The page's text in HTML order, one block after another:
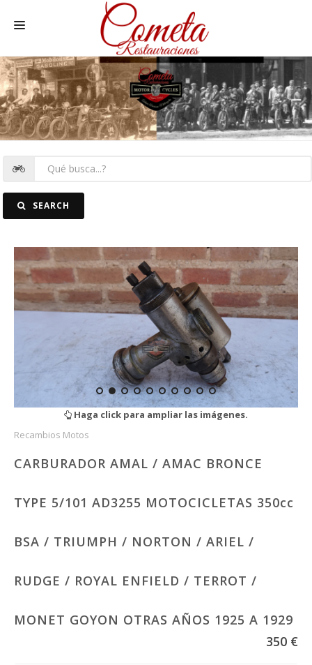
HOME
MOTOS NACIONALES Y OTRAS
REC. MOTOS
FOTOSSEARCH
Haga click para ampliar las imágenes.
Recambios Motos
CARBURADOR AMAL / AMAC BRONCE
TYPE 5/101 AD3255 MOTOCICLETAS 350cc
BSA / TRIUMPH / NORTON / ARIEL /
RUDGE / ROYAL ENFIELD / TERROT /
MONET GOYON OTRAS AÑOS 1925 A 1929
350 €